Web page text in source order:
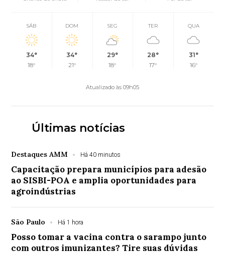
SÁB
34°
18°
DOM
34°
21°
SEG
29°
18°
TER
28°
17°
QUA
31°
16°
Atualizado às 09h05
Últimas notícias
Destaques AMM Há 40 minutos
Capacitação prepara municípios para adesão
ao SISBI-POA e amplia oportunidades para
agroindústrias
São Paulo Há 1 hora
Posso tomar a vacina contra o sarampo junto
com outros imunizantes? Tire suas dúvidas